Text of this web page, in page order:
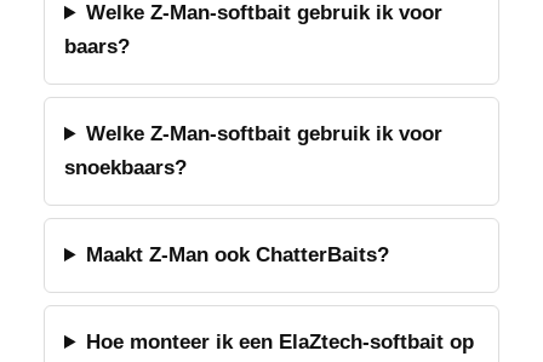
Welke Z-Man-softbait gebruik ik voor
baars?
Welke Z-Man-softbait gebruik ik voor
snoekbaars?
Maakt Z-Man ook ChatterBaits?
Hoe monteer ik een ElaZtech-softbait op